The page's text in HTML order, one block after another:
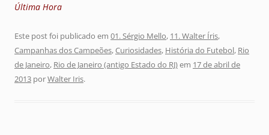
Última Hora
Este post foi publicado em 01. Sérgio Mello, 11. Walter Íris,
Campanhas dos Campeões,Curiosidades, História do Futebol, Rio
de Janeiro, Rio de Janeiro (antigo Estado do RJ)em 17 de abril de
2013 porWalter Iris.